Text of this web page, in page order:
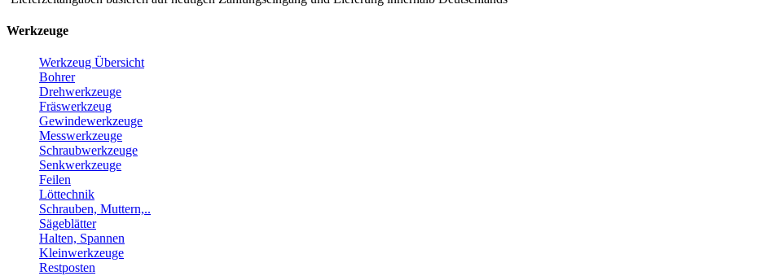
Werkzeuge
Werkzeug Übersicht
Bohrer
Drehwerkzeuge
Fräswerkzeug
Gewindewerkzeuge
Messwerkzeuge
Schraubwerkzeuge
Senkwerkzeuge
Feilen
Löttechnik
Schrauben, Muttern,..
Sägeblätter
Halten, Spannen
Kleinwerkzeuge
Restposten